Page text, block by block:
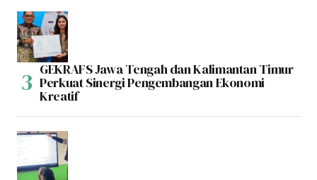
GEKRAFS Jawa Tengah dan Kalimantan Timur
Perkuat Sinergi Pengembangan Ekonomi
Kreatif